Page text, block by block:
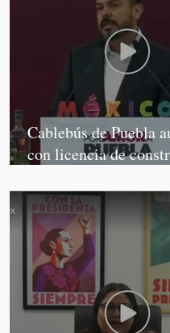
Cablebús de Puebla
con licencia de